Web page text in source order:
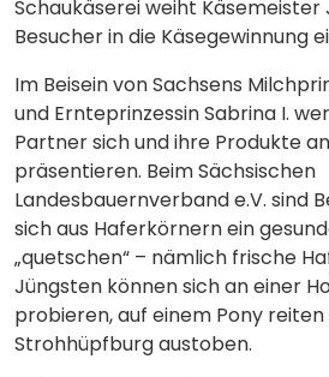
Schaukäserei weiht Käsemeister
Besucher in die Käsegewinnung
Im Beisein von Sachsens
und Ernteprinzessin Sabrina I.
Partner sich und ihre Produkte
präsentieren. Beim Sächsischen
Landesbauernverband e.V. sind
sich aus Haferkörnern ein
„quetschen“ – nämlich frische
Jüngsten können sich an einer
probieren, auf einem Pony
Strohhüpfburg austoben.